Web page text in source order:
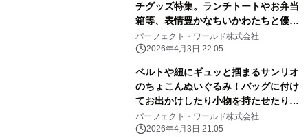
チグッズ特集。ランチトートやお弁当
箱等、表情豊かなちいかわたちと優し
いピンク色に心和む
パーフェクト・ワールド株式会社
2026年4月3日 22:05
ベルトや紐にギュッと掴まるサンリオ
のちょこんぬいぐるみ！バッグに付け
てお出かけしたり小物を持たせたりと
自由に楽しめる！
パーフェクト・ワールド株式会社
2026年4月3日 21:05